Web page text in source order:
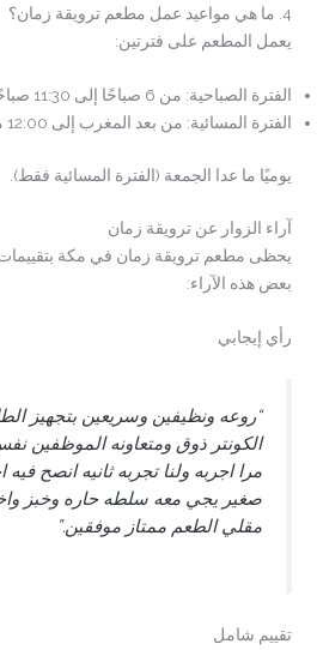
4. ما هي مواعيد عمل مطعم ترويقة زمان؟
يعمل المطعم على فترتين:
الفترة الصباحية: من 6 صباحًا إلى 11:30 صباحًا
الفترة المسائية: من بعد المغرب إلى 12:00 مساءً
يوميًا ما عدا الجمعة (الفترة المسائية فقط).
آراء الزوار عن ترويقة زمان
يحظى مطعم ترويقة زمان في مكة بتقييمات
بعض هذه الآراء:
رأي إيجابي
“روعه ونظيفين وسريعين بتجهيز
الكونتر ذوق ومتعاونه الموظفين
مرا اجربه ولنا تجربه ثانيه انصح
صغير يجي معه سلطه حاره وخبز
مقلي الطعم ممتاز موفقين.”
تقييم شامل